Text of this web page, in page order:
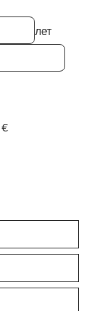
лет
€